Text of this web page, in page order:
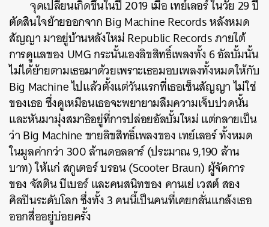
จุดเปลี่ยนเกิดขึ้นในปี 2019 เมื่อ เทย์เลอร์ ในวัย 29 ปี
ตัดสินใจย้ายออกจาก Big Machine Records หลังหมด
สัญญา มาอยู่บ้านหลังใหม่ Republic Records ภายใต้
การดูแลของ UMG กระนั้นเองลิขสิทธิ์เพลงทั้ง 6 อัลบั้มนั้น
ไม่ได้ย้ายตามเธอมาด้วยเพราะเธอมอบเพลงทั้งหมดให้กับ
Big Machine ไปแล้วตั้งแต่วันแรกที่เธอเซ็นสัญญา ไม่ใช่
ของเธอ ซึ่งดูเหมือนเธอจะพยายามลืมความเจ็บปวดนั้น
และหันมามุ่งสมาธิอยู่ที่การปล่อยอัลบั้มใหม่ แต่กลายเป็น
ว่า Big Machine ขายลิขสิทธิ์เพลงของ เทย์เลอร์ ทั้งหมด
ในมูลค่ากว่า 300 ล้านดอลลาร์ (ประมาณ 9,190 ล้าน
บาท) ให้แก่ สกูเตอร์ บรอน (Scooter Braun) ผู้จัดการ
ของ จัสติน บีเบอร์ และคนสนิทของ คานเย่ เวสต์ สอง
ศิลปินระดับโลก ซึ่งทั้ง 3 คนนี้เป็นคนที่เคยกลั่นแกล้งเธอ
ออกสื่ออยู่บ่อยครั้ง